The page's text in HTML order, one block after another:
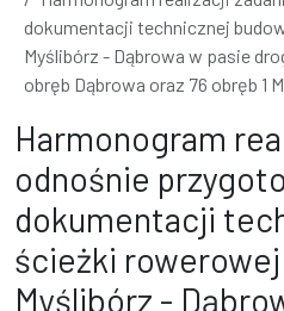
dokumentacji technicznej
Myślibórz - Dąbrowa w pasie
obręb Dąbrowa oraz 76 obręb 1
Harmonogram
odnośnie
dokumentacji
ścieżki
Myślibórz -